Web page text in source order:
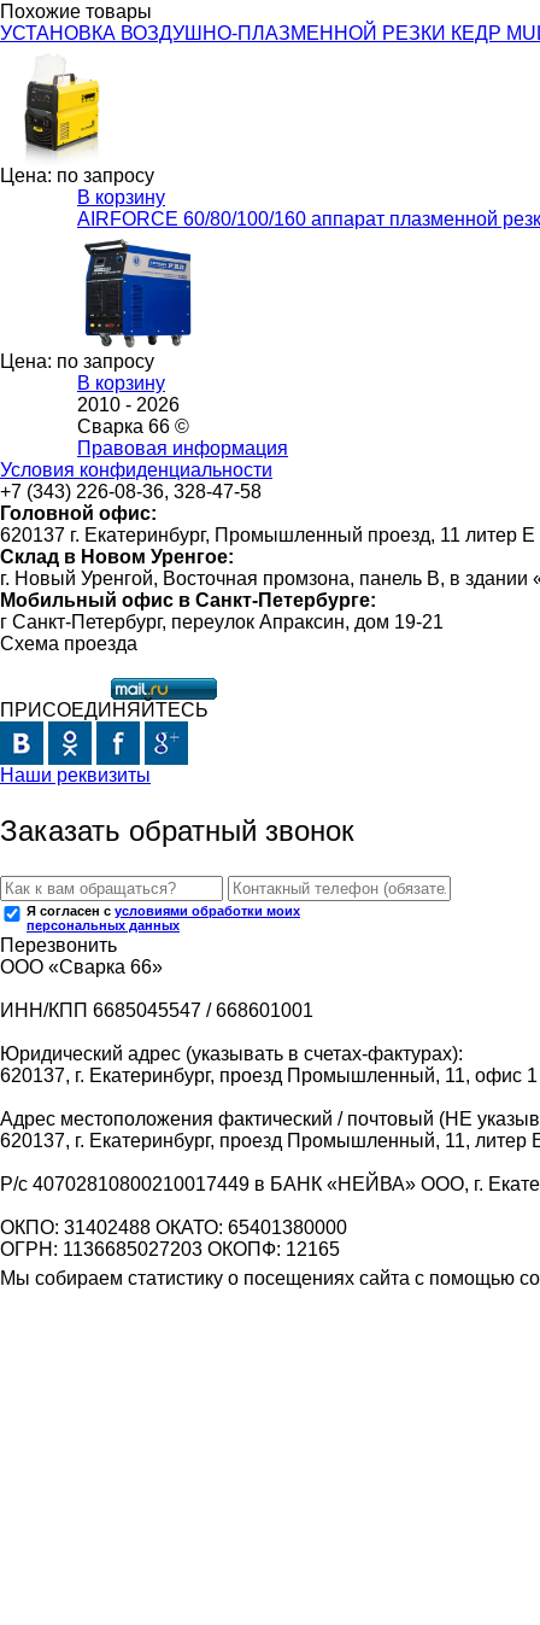
Похожие товары
УСТАНОВКА ВОЗДУШНО-ПЛАЗМЕННОЙ РЕЗКИ КЕДР
Цена: по запросу
В корзину
AIRFORCE 60/80/100/160 аппарат плазменной
Цена: по запросу
В корзину
2010 - 2026
Сварка 66 ©
Правовая информация
Условия конфиденциальности
+7 (343) 226-08-36, 328-47-58
Головной офис:
620137 г. Екатеринбург, Промышленный проезд, 11 литер Е
Склад в Новом Уренгое:
г. Новый Уренгой, Восточная промзона, панель В, в
Мобильный офис в Санкт-Петербурге:
г Санкт-Петербург, переулок Апраксин, дом 19-21
Схема проезда
ПРИСОЕДИНЯЙТЕСЬ
Наши реквизиты
Заказать обратный звонок
Я согласен с условиями обработки моих
персональных данных
Перезвонить
ООО «Сварка 66»
ИНН/КПП 6685045547 / 668601001
Юридический адрес (указывать в счетах-фактурах):
620137, г. Екатеринбург, проезд Промышленный, 11, офис 1
Адрес местоположения фактический / почтовый (НЕ
620137, г. Екатеринбург, проезд Промышленный, 11, литер
Р/с 40702810800210017449 в БАНК «НЕЙВА» ООО, г.
ОКПО: 31402488 ОКАТО: 65401380000
ОГРН: 1136685027203 ОКОПФ: 12165
Мы собираем статистику о посещениях сайта с помощью